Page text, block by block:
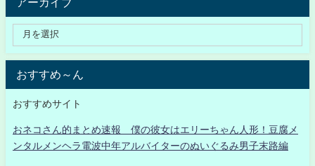
おすすめ～ん
おすすめサイト
おネコさん的まとめ速報 僕の彼女はエリーちゃん人形！豆腐メ
ンタルメンヘラ電波中年アルバイターのぬいぐるみ男子末路編